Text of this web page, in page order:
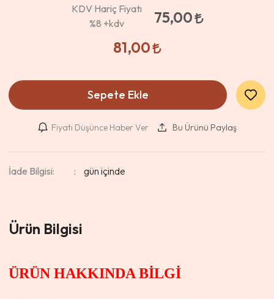
KDV Hariç Fiyatı
%8 +kdv
75,00
81,00
Sepete Ekle
Fiyatı Düşünce Haber Ver Bu Ürünü Paylaş
İade Bilgisi:
Ürün Bilgisi
ÜRÜN HAKKINDA BİLGİ